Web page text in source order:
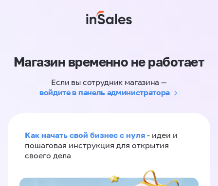
Магазин временно не работает
Если вы сотрудник магазина —
войдите в панель администратора
Как начать свой бизнес с нуля - идеи и
пошаговая инструкция для открытия
своего дела